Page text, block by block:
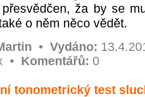
ža by se
o něm něco vědět.
• Vydáno:
• Komentářů: 0
tonometrický test